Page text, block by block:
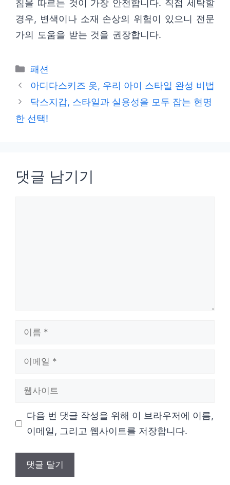
침을 따르는 것이 가장 안전합니다. 직접 세탁할
경우, 변색이나 소재 손상의 위험이 있으니 전문
가의 도움을 받는 것을 권장합니다.
카
테
리
패션
아디다스키즈 옷, 우리 아이 스타일 완성 비법
닥스지갑, 스타일과 실용성을 모두 잡는 현명
한 선택!
댓글 남기기
다음 번 댓글 작성을 위해 이 브라우저에 이름,
이메일, 그리고 웹사이트를 저장합니다.